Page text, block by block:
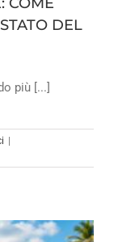
DEL
più [...]